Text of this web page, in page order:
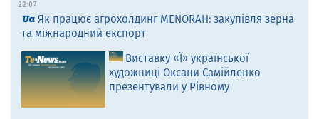
22:07
Як працює агрохолдинг MENORAH: закупівля зерна
та міжнародний експорт
Виставку «Ї» української
художниці Оксани Самійленко
презентували у Рівному